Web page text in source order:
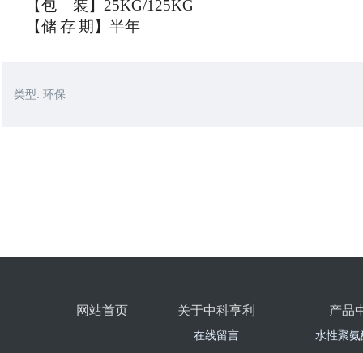
【包
装】 25KG/125KG
【储 存期】半年
类型: 环保
网站首页 关于中科亨利
在线留言
产品
水性聚